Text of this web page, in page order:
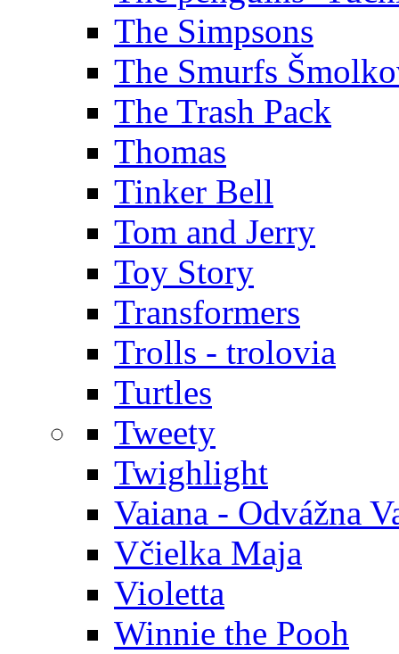
The Simpsons
The Smurfs
The Trash Pack
Thomas
Tinker Bell
Tom and Jerry
Toy Story
Transformers
Trolls - trolovia
Turtles
Tweety
Twighlight
Vaiana - Odvážna
Včielka Maja
Violetta
Winnie the Pooh